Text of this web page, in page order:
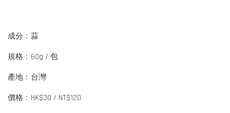
成分﹕蒜
規格﹕60g / 包
產地﹕台灣
價格﹕HK$30 / NT$120